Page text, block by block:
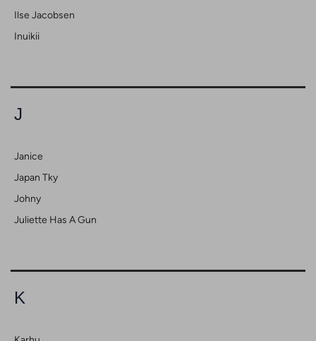
Ilse Jacobsen
Inuikii
J
Janice
Japan Tky
Johny
Juliette Has A Gun
K